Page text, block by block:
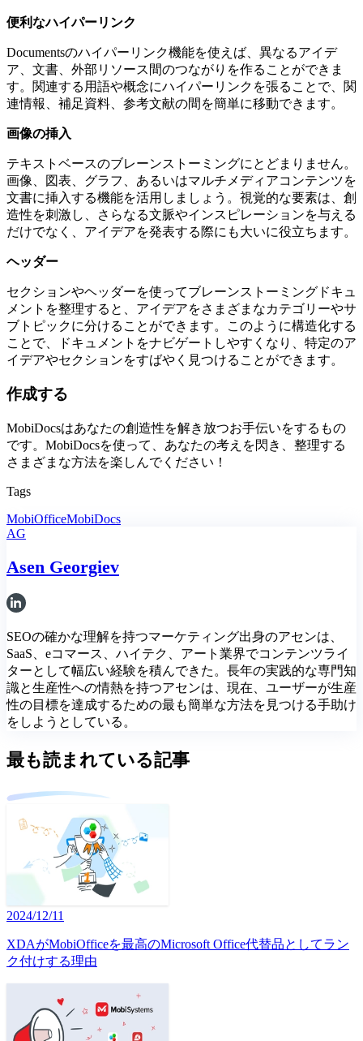
便利なハイパーリンク
Documentsのハイパーリンク機能を使えば、異なるアイデ
ア、文書、外部リソース間のつながりを作ることができま
す。関連する用語や概念にハイパーリンクを張ることで、関
連情報、補足資料、参考文献の間を簡単に移動できます。
画像の挿入
テキストベースのブレーンストーミングにとどまりません。
画像、図表、グラフ、あるいはマルチメディアコンテンツを
文書に挿入する機能を活用しましょう。視覚的な要素は、創
造性を刺激し、さらなる文脈やインスピレーションを与える
だけでなく、アイデアを発表する際にも大いに役立ちます。
ヘッダー
セクションやヘッダーを使ってブレーンストーミングドキュ
メントを整理すると、アイデアをさまざまなカテゴリーやサ
ブトピックに分けることができます。このように構造化する
ことで、ドキュメントをナビゲートしやすくなり、特定のア
イデアやセクションをすばやく見つけることができます。
作成する
MobiDocsはあなたの創造性を解き放つお手伝いをするもの
です。MobiDocsを使って、あなたの考えを閃き、整理する
さまざまな方法を楽しんでください！
Tags
MobiOfficeMobiDocs
AG
Asen Georgiev
SEOの確かな理解を持つマーケティング出身のアセンは、
SaaS、eコマース、ハイテク、アート業界でコンテンツライ
ターとして幅広い経験を積んできた。長年の実践的な専門知
識と生産性への情熱を持つアセンは、現在、ユーザーが生産
性の目標を達成するための最も簡単な方法を見つける手助け
をしようとしている。
最も読まれている記事
2024/12/11
XDAがMobiOfficeを最高のMicrosoft Office代替品としてラン
ク付けする理由